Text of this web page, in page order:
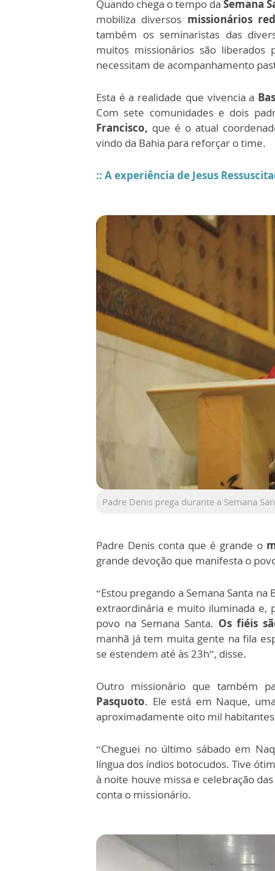
Quando chega o tempo daSemana
mobiliza diversos missionários
também os seminaristas das
muitos missionários são liberados
necessitam de acompanhamento
Esta é a realidade que vivencia a
Com sete comunidades e dois
Francisco, que é o atual
vindo da Bahia para reforçar o time.
:: A experiência de Jesus
Padre Denis prega durante a Semana
Padre Denis conta que é grande o
grande devoção que manifesta o
“Estou pregando a Semana Santa
extraordinária e muito iluminada e,
povo na Semana Santa. Os fiéis
manhã já tem muita gente na fila
se estendem até às 23h”, disse.
Outro missionário que também
Pasquoto. Ele está em Naque,
aproximadamente oito mil
“Cheguei no último sábado em
língua dos índios botocudos. Tive
à noite houve missa e celebração
conta o missionário.